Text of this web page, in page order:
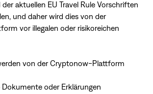
aktuellen EU Travel Rule Vorschriften
und daher wird dies von der
vor illegalen oder risikoreichen
von der Cryptonow-Plattform
oder Erklärungen